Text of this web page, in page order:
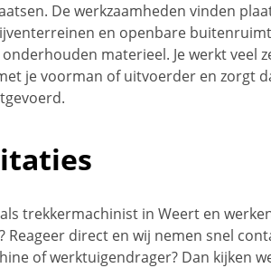
De werkzaamheden vinden
en openbare
materieel. Je werkt veel
je voorman of uitvoerder en zorgt
trekkermachinist in Weert en
Reageer direct en wij nemen snel
of werktuigendrager? Dan kijken